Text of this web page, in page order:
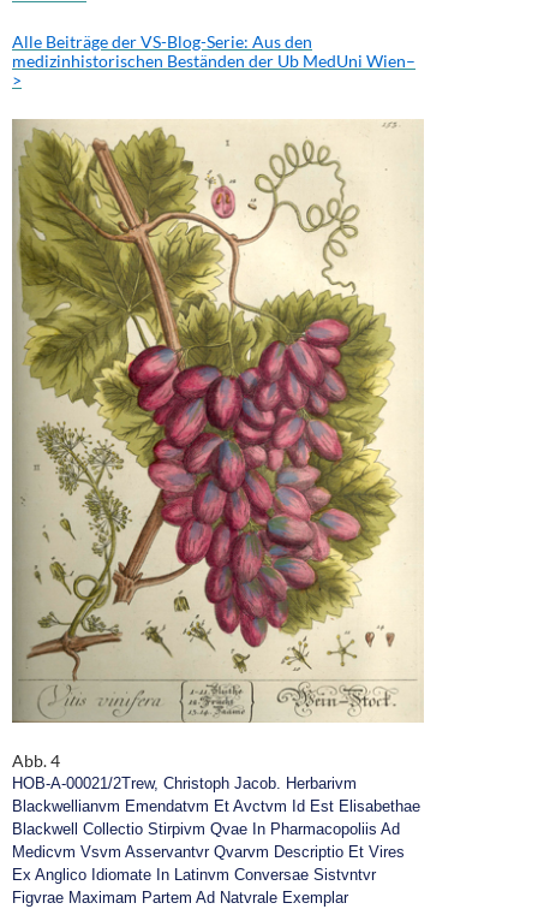
Alle Beiträge der VS-Blog-Serie: Aus den
medizinhistorischen Beständen der Ub MedUni Wien–
>
Abb. 4
HOB-A-00021/2Trew, Christoph Jacob. Herbarivm
Blackwellianvm Emendatvm Et Avctvm Id Est Elisabethae
Blackwell Collectio Stirpivm Qvae In Pharmacopoliis Ad
Medicvm Vsvm Asservantvr Qvarvm Descriptio Et Vires
Ex Anglico Idiomate In Latinvm Conversae Sistvntvr
Figvrae Maximam Partem Ad Natvrale Exemplar